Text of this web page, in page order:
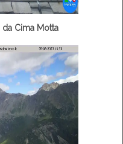
Cima Motta